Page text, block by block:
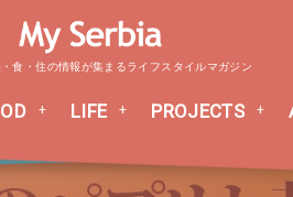
食・住の情報が集まるライフスタイルマガジン
LIFE PROJECTS